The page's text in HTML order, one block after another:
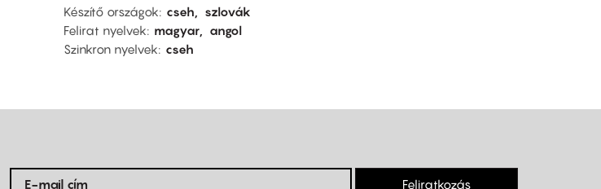
Készítő országok
cseh
szlovák
Felirat nyelvek
magyar
angol
Szinkron nyelvek
cseh
Feliratkozás